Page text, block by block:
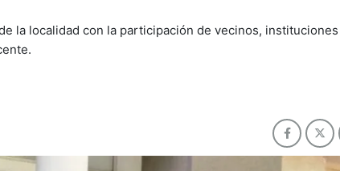
la localidad con la participación de vecinos,